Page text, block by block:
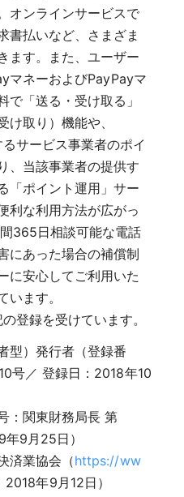
オンラインサービスで
書払いなど、さまざま
ます。また、ユーザー
マネーおよびPayPayマ
で「送る・受け取る」
け取り）機能や、
サービス事業者のポイ
、当該事業者の提供す
「ポイント運用」サー
利な利用方法が広がっ
365日相談可能な電話
にあった場合の補償制
に安心してご利用いた
ます。
登録を受けています。
型）発行者（登録番
号／ 登録日：2018年10
：関東財務局長 第
9月25日）
済業協会（https://ww
年9月12日）